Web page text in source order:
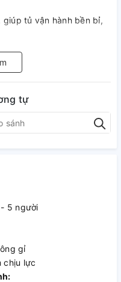
tủ vận hành bền bỉ,
tiện ích lấy nước bên
được bố trí ngay bên
464
-
tầm
được
tự
5 người
gỉ
chịu lực